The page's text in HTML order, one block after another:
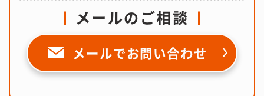
メールのご相談
メールでお問い合わせ